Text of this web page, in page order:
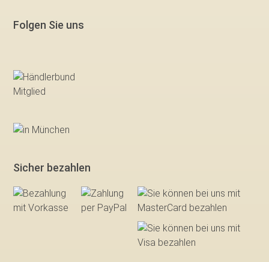
Folgen Sie uns
Sicher bezahlen